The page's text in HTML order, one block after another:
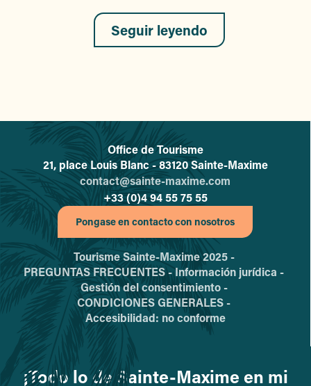
Seguir leyendo
L'office de tourisme de Sainte-
Office de Tourisme
21, place Louis Blanc - 83120 Sainte-Maxime
contact@sainte-maxime.com
+33 (0)4 94 55 75 55
Pongase en contacto con nosotros
Tourisme Sainte-Maxime 2025 -
PREGUNTAS FRECUENTES - Información jurídica -
Gestión del consentimiento -
CONDICIONES GENERALES -
Accesibilidad: no conforme
¡Todo lo de Sainte-Maxime en mi